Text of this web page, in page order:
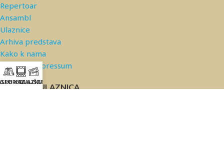
Repertoar
Ansambl
Ulaznice
Arhiva predstava
Kako k nama
Kontakt/Impressum
PRODAJA ULAZNICA
KAZALIŠTA
ULAZNICE